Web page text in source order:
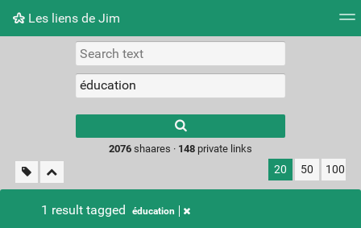
Les liens de Jim
Picture wall
results.
2076shaares · 148private links
20 50 100
1 result tagged éducation